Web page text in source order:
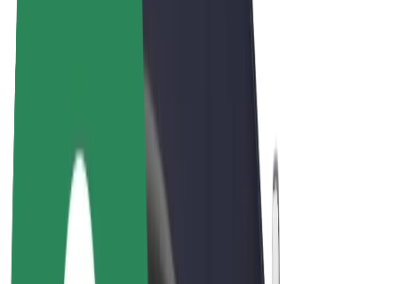
Ingresos de conductor/a
Repartidores
Ingresos de repartidor
Comercios de Bolt Food
Flotas